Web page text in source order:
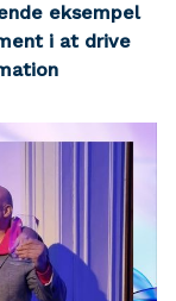
eksempel
i at drive